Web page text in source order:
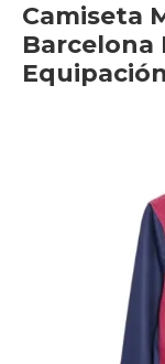
Camiseta
Barcelona